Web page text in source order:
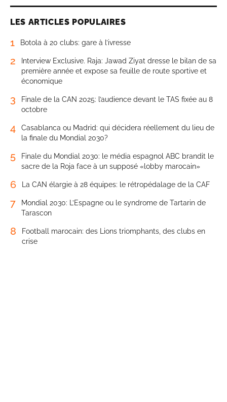
LES ARTICLES POPULAIRES
1 Botola à 20 clubs: gare à l’ivresse
2
Interview Exclusive. Raja: Jawad Ziyat dresse le bilan de sa
première année et expose sa feuille de route sportive et
économique
3
Finale de la CAN 2025: l’audience devant le TAS fixée au 8
octobre
4
Casablanca ou Madrid: qui décidera réellement du lieu de
la finale du Mondial 2030?
5
Finale du Mondial 2030: le média espagnol ABC brandit le
sacre de la Roja face à un supposé «lobby marocain»
6 La CAN élargie à 28 équipes: le rétropédalage de la CAF
7
Mondial 2030: L’Espagne ou le syndrome de Tartarin de
Tarascon
8
Football marocain: des Lions triomphants, des clubs en
crise